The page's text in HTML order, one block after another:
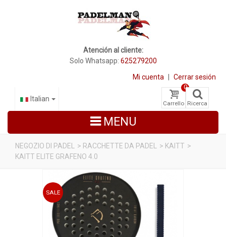
Atención al cliente:
Solo Whatsapp: 625279200
Mi cuenta Cerrar sesión
Carrello
0
Ricerca
Italian
MENU
SCARPE PADEL
NEGOZIO DI PADEL > RACCHETTE DA PADEL > KAITT >
KAITT ELITE GRAFENO 4.0
SALE